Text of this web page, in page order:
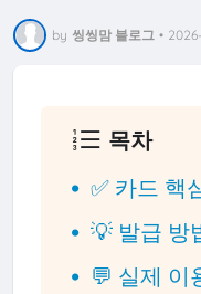
by 씽씽맘 블로그 •
목차
✅ 카드 핵
💡 발급 방
💬 실제 이